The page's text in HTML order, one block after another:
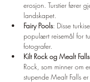
erosjon. Turstier fører
landskapet.
Fairy Pools: Disse
populært reisemål for
fotografer.
Kilt Rock og Mealt Falls
Rock, som minner om
stupende Mealt Falls